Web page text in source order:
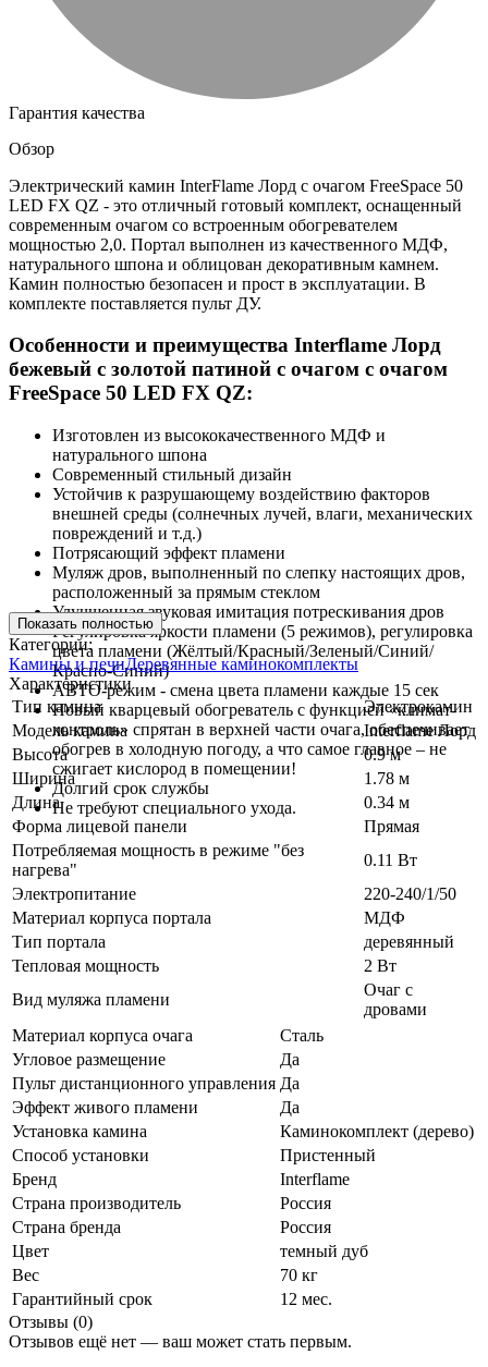
Гарантия качества
Обзор
Электрический камин InterFlame Лорд с очагом FreeSpace 50
LED FX QZ - это отличный готовый комплект, оснащенный
современным очагом со встроенным обогревателем
мощностью 2,0. Портал выполнен из качественного МДФ,
натурального шпона и облицован декоративным камнем.
Камин полностью безопасен и прост в эксплуатации. В
комплекте поставляется пульт ДУ.
Особенности и преимущества Interflame Лорд
бежевый с золотой патиной с очагом с очагом
FreeSpace 50 LED FX QZ:
Изготовлен из высококачественного МДФ и
натурального шпона
Современный стильный дизайн
Устойчив к разрушающему воздействию факторов
внешней среды (солнечных лучей, влаги, механических
повреждений и т.д.)
Потрясающий эффект пламени
Муляж дров, выполненный по слепку настоящих дров,
расположенный за прямым стеклом
Улучшенная звуковая имитация потрескивания дров
Регулировка яркости пламени (5 режимов), регулировка
цвета пламени (Жёлтый/Красный/Зеленый/Синий/
Красно-Синий)
АВТО-режим - смена цвета пламени каждые 15 сек
Новый кварцевый обогреватель с функцией «климат-
контроль» спрятан в верхней части очага, обеспечивает
обогрев в холодную погоду, а что самое главное – не
сжигает кислород в помещении!
Долгий срок службы
Не требуют специального ухода.
Показать полностью
Категории:
Камины и печиДеревянные каминокомплекты
Характеристики
Тип камина
Электрокамин
Модель камина
Interflame Лорд
Высота
0.9 м
Ширина
1.78 м
Длина
0.34 м
Форма лицевой панели
Прямая
Потребляемая мощность в режиме "без
нагрева"
0.11 Вт
Электропитание
220-240/1/50
Материал корпуса портала
МДФ
Тип портала
деревянный
Тепловая мощность
2 Вт
Вид муляжа пламени
Очаг с
дровами
Материал корпуса очага
Сталь
Угловое размещение
Да
Пульт дистанционного управления Да
Эффект живого пламени
Да
Установка камина
Каминокомплект (дерево)
Способ установки
Пристенный
Бренд
Interflame
Страна производитель
Россия
Страна бренда
Россия
Цвет
темный дуб
Вес
70 кг
Гарантийный срок
12 мес.
Отзывы (0)
Отзывов ещё нет — ваш может стать первым.